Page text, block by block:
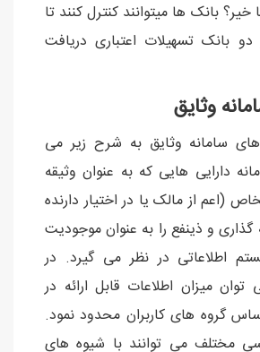
خیر؟ بانک ها میتوانند کنترل کنند تا
دو بانک تسهیلات اعتباری دریافت
وثایق
سامانه وثایق به شرح زیر می
دارایی هایی که به عنوان وثیقه
(اعم از مالک یا در اختیار دارنده
گذاری و ذینفع را به عنوان موجودیت
اطلاعاتی در نظر می گیرد. در
توان میزان اطلاعات قابل ارائه در
گروه های کاربران محدود نمود.
مختلف می توانند با شیوه های